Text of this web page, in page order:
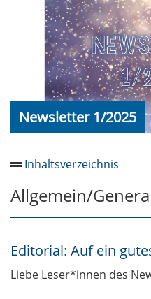
Newsletter 1/2025
Inhaltsverzeichnis
Allgemein/General
Personalia/Faculty
Allgemein/
Editorial: Auf ein
Liebe Leser*innen des